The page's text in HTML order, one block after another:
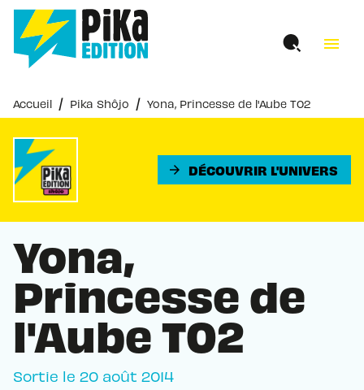
MENU RECHERCHE
PIED DE PAGE
menu
Accueil / Pika Shôjo / Yona, Princesse de l'Aube T02
arrow_forward DÉCOUVRIR L'UNIVERS
Yona,
Princesse de
l'Aube T02
Sortie le 20 août 2014